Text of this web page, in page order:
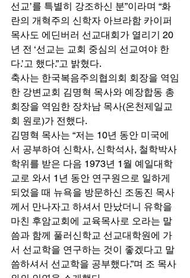
선교’를 특별히 강조하신 분”이라며 “화
란의 개혁주의 신학자 아브라함 카이퍼
목사도 에딘버러 선교대회가 열리기 20
년 전 ‘선교는 교회 중심의 선교여야 한
다.’고 했다.”고 밝혔다.
축사는 한국복음주의협의회 회장을 역임
한 강변교회 김명혁 목사와 예장합동 총
회장을 역임한 장차남 목사(온천제일교
회 원로)가 전했다.
김명혁 목사는 “저는 10년 동안 미국에
서 공부하여 신학사, 신학석사, 철학박사
학위를 받은 다음 1973년 1월 예일대학
교로 와서 1년 동안 연구원으로 일하게
되었을 때 뉴욕을 방문하신 조동진 목사
께서 만나자고 하셔서 만났더니 유학을
마친 후암교회에 교육목사로 오라는 말
씀과 함께 풀러신학교 선교대학원에 가
서 선교학을 연구하는 것이 좋겠다고 말
씀하셔서 선교학을 공부했다.”며 조 목사